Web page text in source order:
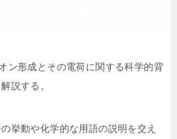
ン形成とその電荷に関する科学的背
説する。
挙動や化学的な用語の説明を交え